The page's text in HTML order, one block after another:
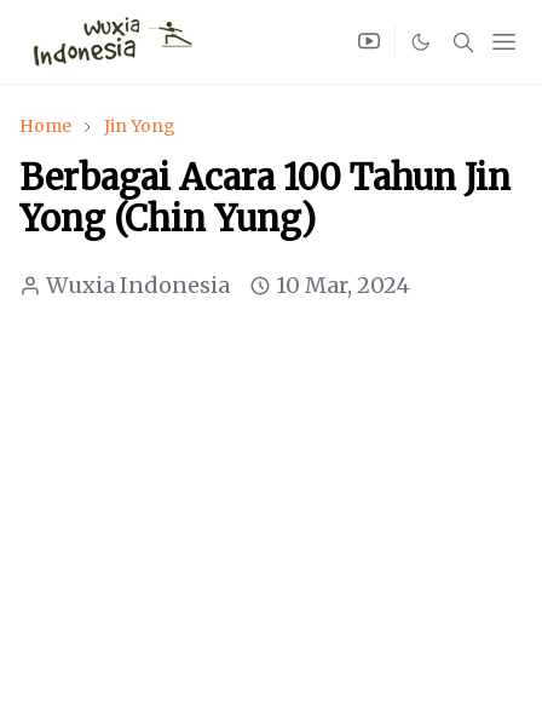
Home Jin Yong
Berbagai Acara 100 Tahun Jin
Yong (Chin Yung)
Wuxia Indonesia 10 Mar, 2024